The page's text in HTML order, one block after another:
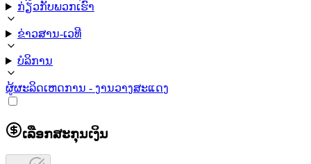
ກ່ຽວກັບພວກເຮົາ
ຂ່າວສານ-ເວທີ
ບໍລິການ
ຜູ້ຜະລິດເຫດການ - ງານວາງສະແດງ
ເລືອກສະກຸນເງິນ